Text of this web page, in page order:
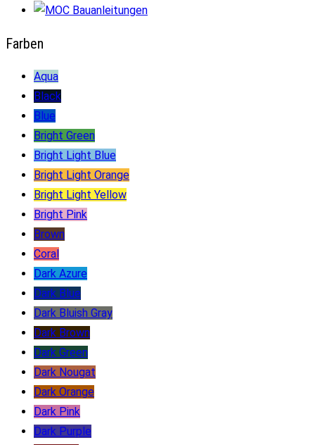
Farben
Aqua
Black
Blue
Bright Green
Bright Light Blue
Bright Light Orange
Bright Light Yellow
Bright Pink
Brown
Coral
Dark Azure
Dark Blue
Dark Bluish Gray
Dark Brown
Dark Green
Dark Nougat
Dark Orange
Dark Pink
Dark Purple